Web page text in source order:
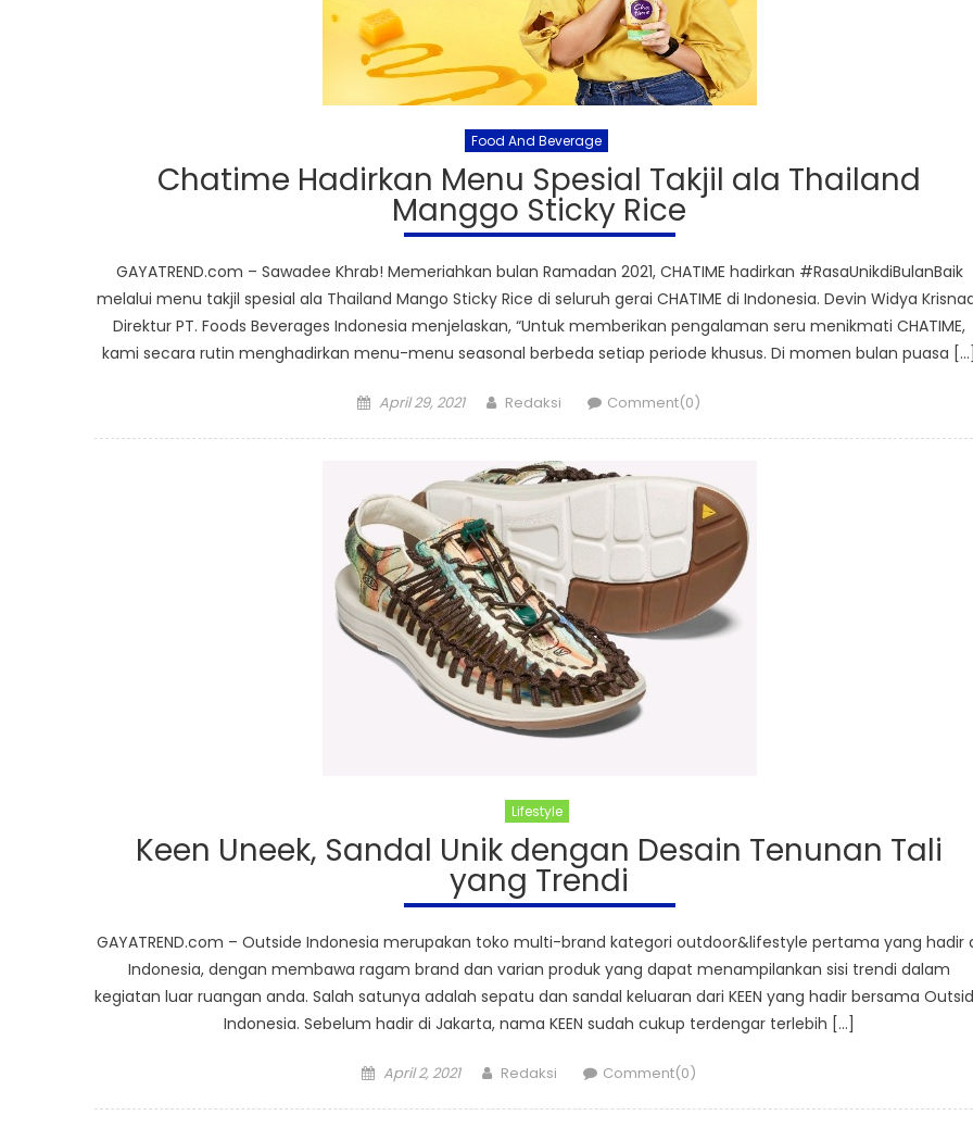
Food And Beverage
Chatime Hadirkan Menu Spesial Takjil ala Thailand
Manggo Sticky Rice
GAYATREND.com – Sawadee Khrab! Memeriahkan bulan Ramadan 2021, CHATIME hadirkan #RasaUnikdiBulanBaik
melalui menu takjil spesial ala Thailand Mango Sticky Rice di seluruh gerai CHATIME di Indonesia. Devin Widya
Direktur PT. Foods Beverages Indonesia menjelaskan, “Untuk memberikan pengalaman seru menikmati CHATIME,
kami secara rutin menghadirkan menu-menu seasonal berbeda setiap periode khusus. Di momen bulan puasa
Posted
April 29, 2021 Author
Redaksi Comment(0)
Lifestyle
Keen Uneek, Sandal Unik dengan Desain Tenunan Tali
yang Trendi
GAYATREND.com – Outside Indonesia merupakan toko multi-brand kategori outdoor&lifestyle pertama yang hadir
Indonesia, dengan membawa ragam brand dan varian produk yang dapat menampilankan sisi trendi dalam
kegiatan luar ruangan anda. Salah satunya adalah sepatu dan sandal keluaran dari KEEN yang hadir bersama
Indonesia. Sebelum hadir di Jakarta, nama KEEN sudah cukup terdengar terlebih […]
Posted
April 2, 2021 Author
Redaksi Comment(0)